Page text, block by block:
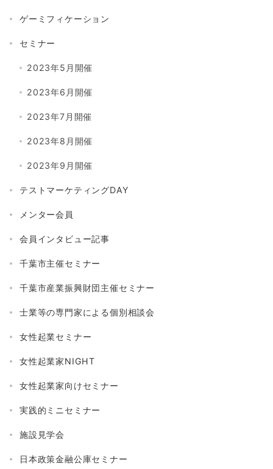
ゲーミフィケーション
セミナー
2023年5月開催
2023年6月開催
2023年7月開催
2023年8月開催
2023年9月開催
テストマーケティングDAY
メンター会員
会員インタビュー記事
千葉市主催セミナー
千葉市産業振興財団主催セミナー
士業等の専門家による個別相談会
女性起業セミナー
女性起業家NIGHT
女性起業家向けセミナー
実践的ミニセミナー
施設見学会
日本政策金融公庫セミナー